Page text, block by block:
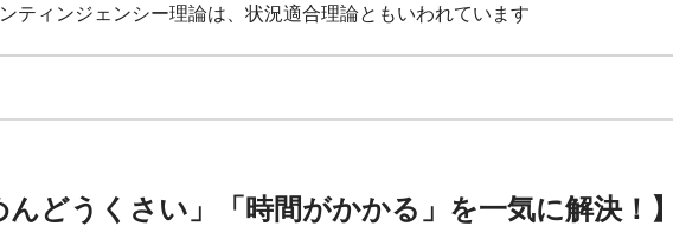
ティンジェンシー理論は、状況適合理論ともいわれています
んどうくさい」「時間がかかる」を一気に解決！】